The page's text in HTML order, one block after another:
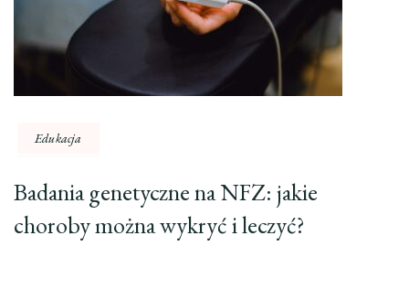
Edukacja
Badania genetyczne na NFZ: jakie
choroby można wykryć i leczyć?